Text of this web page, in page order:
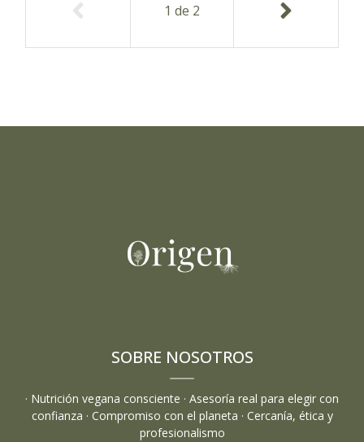
1 de 2
SOBRE NOSOTROS
· Nutrición vegana consciente · Asesoría real para elegir con
confianza · Compromiso con el planeta · Cercanía, ética y
profesionalismo